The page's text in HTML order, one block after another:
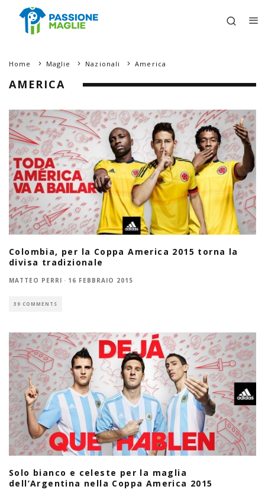
Home Maglie Nazionali America
AMERICA
Colombia, per la Coppa America 2015 torna la
divisa tradizionale
MATTEO PERRI · 16 FEBBRAIO 2015
39 COMMENTS
Solo bianco e celeste per la maglia
dell’Argentina nella Coppa America 2015